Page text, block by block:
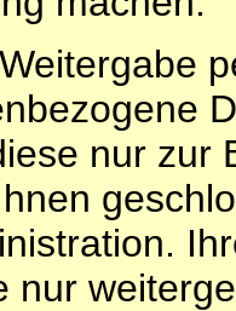
nur zur
nur